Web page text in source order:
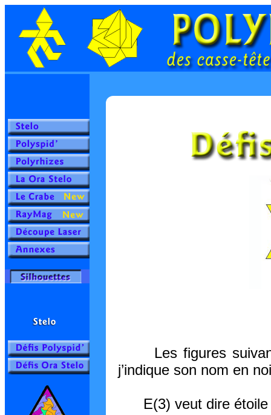
Les figures
j’indique son nom en
E(3) veut dire étoile